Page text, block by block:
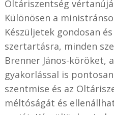
Oltáriszentség
Különösen a
Készüljetek gondosan
szertartásra, minden
Brenner János-köröket,
gyakorlással is
szentmise és az
méltóságát és